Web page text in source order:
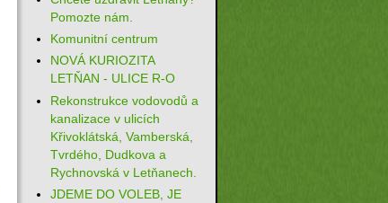
Pomozte nám.
Komunitní centrum
NOVÁ KURIOZITA
LETŇAN - ULICE R-O
Rekonstrukce vodovodů a
kanalizace v ulicích
Křivoklátská, Vamberská,
Tvrdého, Dudkova a
Rychnovská v Letňanech.
JDEME DO VOLEB, JE